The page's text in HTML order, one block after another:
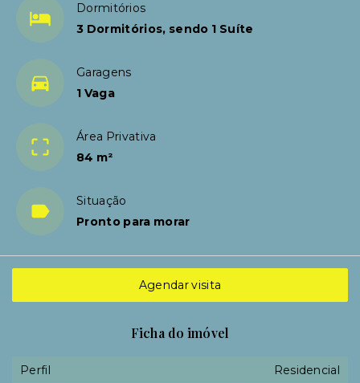
Dormitórios
3 Dormitórios, sendo 1 Suíte
Garagens
1 Vaga
Área Privativa
84 m²
Situação
Pronto para morar
Agendar visita
Ficha do imóvel
Perfil
Residencial